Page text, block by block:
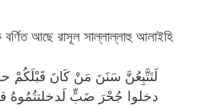
আছে রাসূল সাল্লাল্লাহু আলাইহি
دخلوا جُحْرَ ضَبٍّ لَدخلتتُمُوهُ